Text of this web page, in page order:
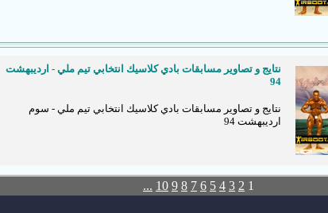
نتايج و تصاوير مسابقات بادي كلاسيك انتخابي تيم ملي - ارديبهشت
94
نتايج و تصاوير مسابقات بادي كلاسيك انتخابي تيم ملي - سوم
ارديبهشت 94
1
2
3
4
5
6
7
8
9
10
...